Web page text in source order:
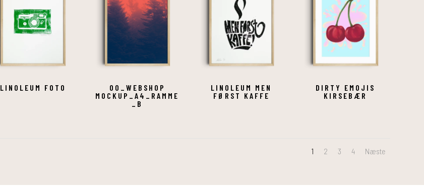
LINOLEUM FOTO
00_WEBSHOP
MOCKUP_A4_RAMME
_B
LINOLEUM MEN
FØRST KAFFE
DIRTY EMOJIS
KIRSEBÆR
1 2 3 4 Næste